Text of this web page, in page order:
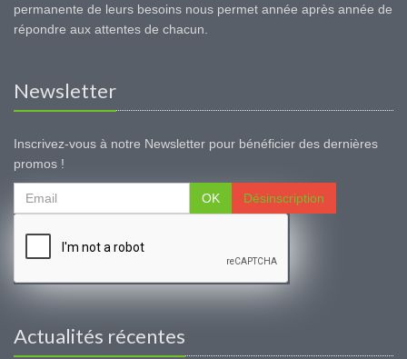
permanente de leurs besoins nous permet année après année de
répondre aux attentes de chacun.
Newsletter
Inscrivez-vous à notre Newsletter pour bénéficier des dernières
promos !
OK Désinscription
Actualités récentes